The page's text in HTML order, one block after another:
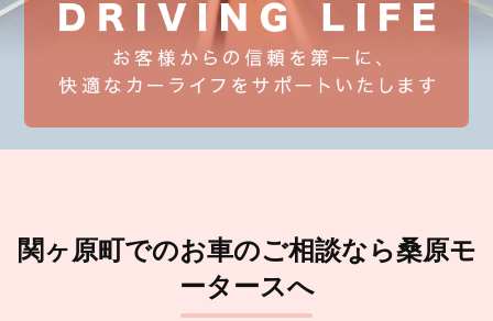
関ヶ原町でのお車のご相談なら桑原モ
ータースへ